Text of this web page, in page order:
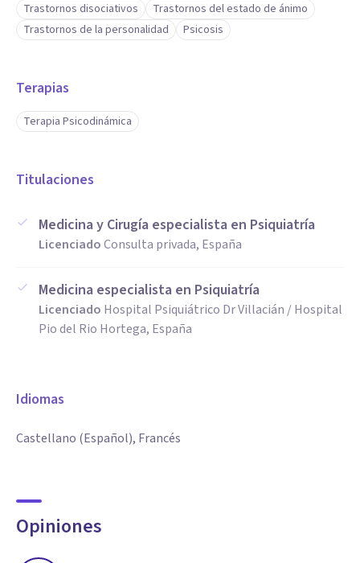
Trastornos disociativos
Trastornos del estado de ánimo
Trastornos de la personalidad
Psicosis
Terapias
Terapia Psicodinámica
Titulaciones
Medicina y Cirugía especialista en Psiquiatría
LicenciadoConsulta privada, España
Medicina especialista en Psiquiatría
Licenciado Hospital Psiquiátrico Dr Villacián / Hospital
Pio del Rio Hortega, España
Idiomas
Castellano (Español), Francés
Opiniones